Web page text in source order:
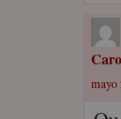
mayo